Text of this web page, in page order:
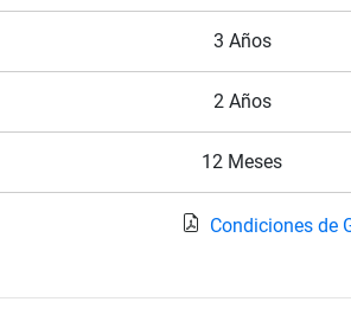
3 Años
2 Años
12 Meses
Condiciones de